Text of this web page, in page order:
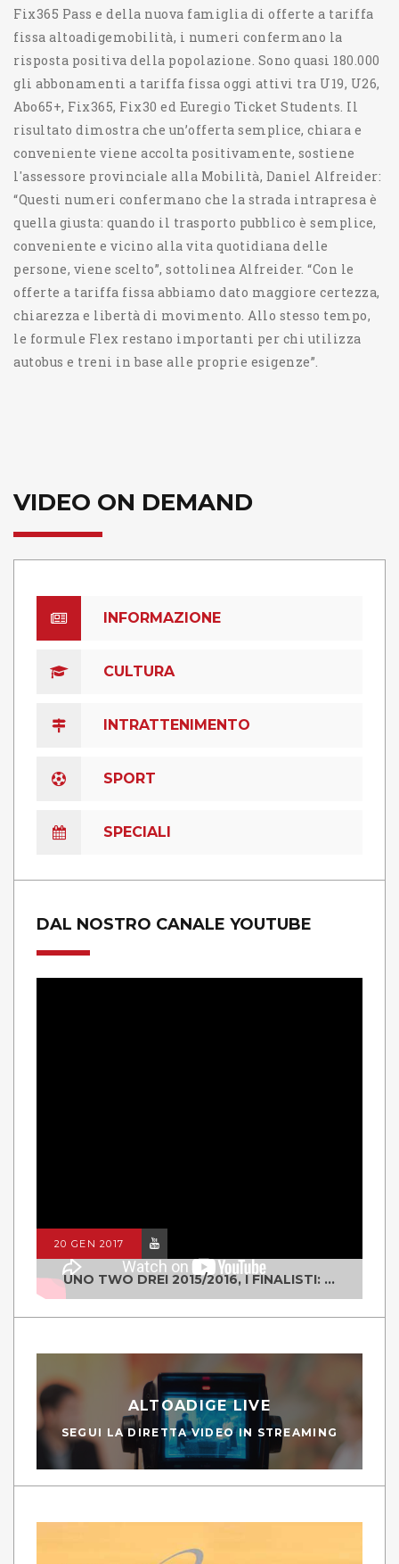
Fix365 Pass e della nuova famiglia di offerte a tariffa
fissa altoadigemobilità, i numeri confermano la
risposta positiva della popolazione. Sono quasi 180.000
gli abbonamenti a tariffa fissa oggi attivi tra U19, U26,
Abo65+, Fix365, Fix30 ed Euregio Ticket Students. Il
risultato dimostra che un’offerta semplice, chiara e
conveniente viene accolta positivamente, sostiene
l'assessore provinciale alla Mobilità, Daniel Alfreider:
“Questi numeri confermano che la strada intrapresa è
quella giusta: quando il trasporto pubblico è semplice,
conveniente e vicino alla vita quotidiana delle
persone, viene scelto”, sottolinea Alfreider. “Con le
offerte a tariffa fissa abbiamo dato maggiore certezza,
chiarezza e libertà di movimento. Allo stesso tempo,
le formule Flex restano importanti per chi utilizza
autobus e treni in base alle proprie esigenze”.
VIDEO ON DEMAND
INFORMAZIONE
CULTURA
INTRATTENIMENTO
SPORT
SPECIALI
DAL NOSTRO CANALE YOUTUBE
20 GEN 2017
UNO TWO DREI 2015/2016, I FINALISTI: CLASSE IV ALS ISTITUTO "DEGASPERI" BORGO VALSUGANA
ALTOADIGE LIVE
SEGUI LA DIRETTA VIDEO IN STREAMING